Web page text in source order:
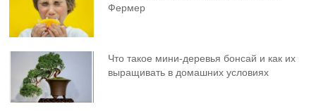
Фермер
Что такое мини-деревья бонсай и как их
выращивать в домашних условиях